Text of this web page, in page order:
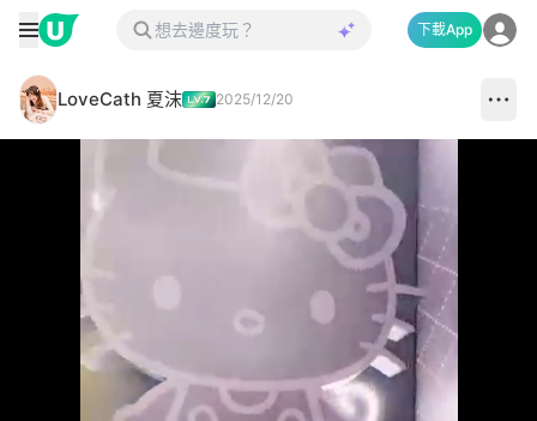
下載App
LoveCath 夏沫 2025/12/20